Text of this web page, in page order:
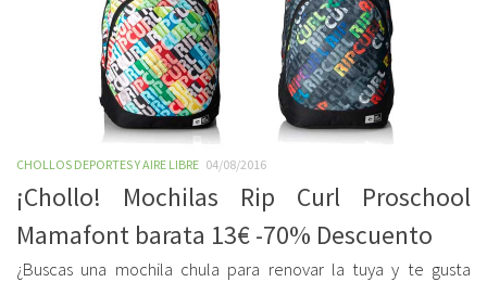
CHOLLOS DEPORTES Y AIRE LIBRE 04/08/2016
¡Chollo! Mochilas Rip Curl Proschool
Mamafont barata 13€ -70% Descuento
¿Buscas una mochila chula para renovar la tuya y te gusta